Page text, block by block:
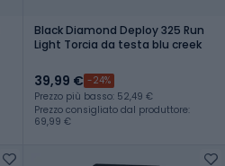
Black Diamond Deploy 325 Run
Light Torcia da testa blu creek
39,99 € -24%
Prezzo più basso: 52,49 €
Prezzo consigliato dal produttore:
69,99 €